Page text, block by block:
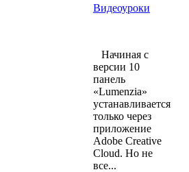
Видеоуроки
Начиная с
версии 10
панель
«Lumenzia»
устанавливается
только через
приложение
Adobe Creative
Cloud. Но не
все...